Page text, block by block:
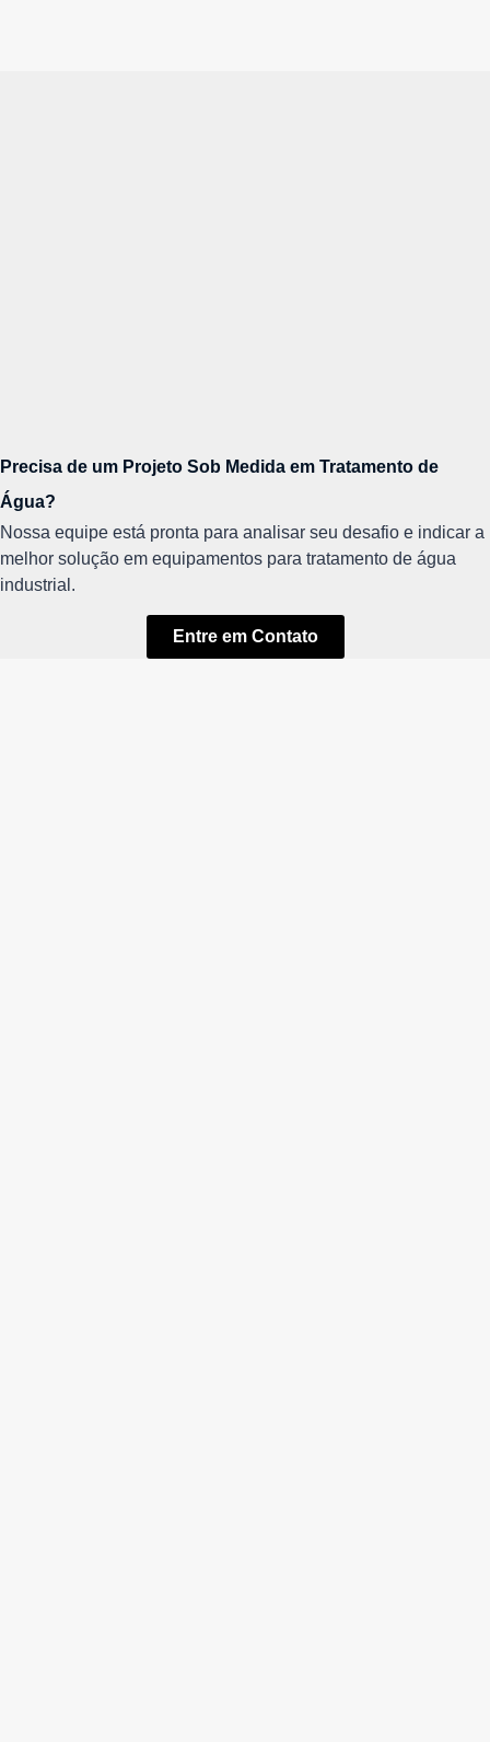
Precisa de um Projeto Sob Medida em Tratamento de
Água?
Nossa equipe está pronta para analisar seu desafio e indicar a
melhor solução em equipamentos para tratamento de água
industrial.
Entre em Contato